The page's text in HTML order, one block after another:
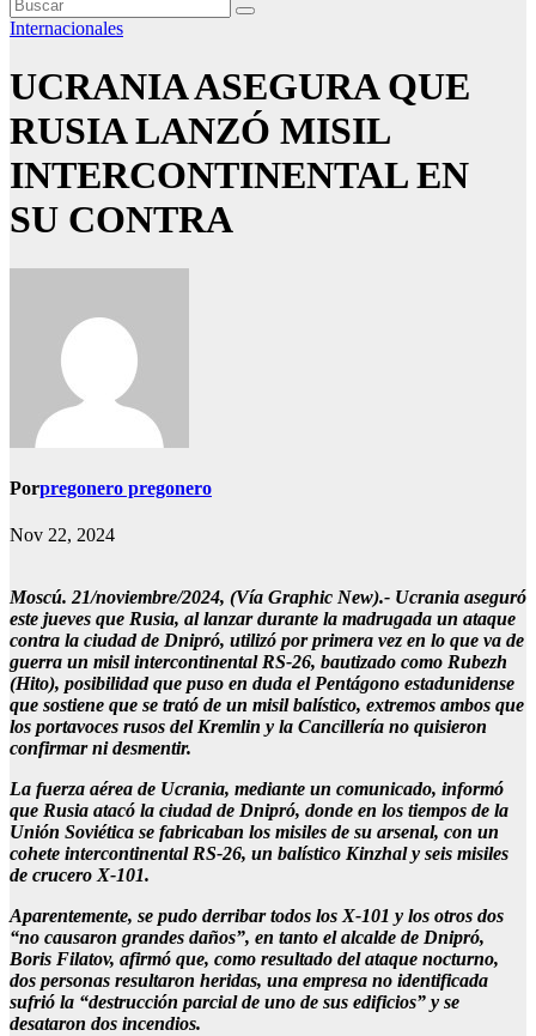
Internacionales
UCRANIA ASEGURA QUE
RUSIA LANZÓ MISIL
INTERCONTINENTAL EN
SU CONTRA
Porpregonero pregonero
Nov 22, 2024
Moscú. 21/noviembre/2024, (Vía Graphic New).- Ucrania aseguró
este jueves que Rusia, al lanzar durante la madrugada un ataque
contra la ciudad de Dnipró, utilizó por primera vez en lo que va de
guerra un misil intercontinental RS-26, bautizado como Rubezh
(Hito), posibilidad que puso en duda el Pentágono estadunidense
que sostiene que se trató de un misil balístico, extremos ambos que
los portavoces rusos del Kremlin y la Cancillería no quisieron
confirmar ni desmentir.
La fuerza aérea de Ucrania, mediante un comunicado, informó
que Rusia atacó la ciudad de Dnipró, donde en los tiempos de la
Unión Soviética se fabricaban los misiles de su arsenal, con un
cohete intercontinental RS-26, un balístico Kinzhal y seis misiles
de crucero X-101.
Aparentemente, se pudo derribar todos los X-101 y los otros dos
“no causaron grandes daños”, en tanto el alcalde de Dnipró,
Boris Filatov, afirmó que, como resultado del ataque nocturno,
dos personas resultaron heridas, una empresa no identificada
sufrió la “destrucción parcial de uno de sus edificios” y se
desataron dos incendios.